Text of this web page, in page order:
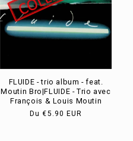
FLUIDE - trio album - feat.
Moutin Bro|FLUIDE - Trio avec
François & Louis Moutin
Prix
Du€5.90 EUR